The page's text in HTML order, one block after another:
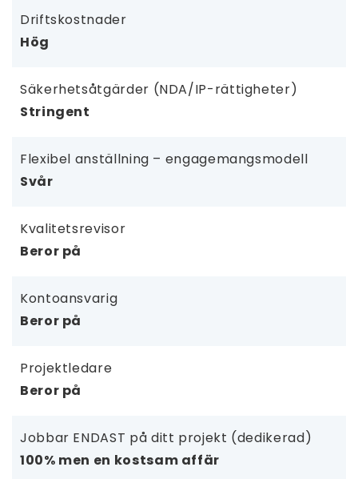
Driftskostnader
Hög
Säkerhetsåtgärder (NDA/IP-rättigheter)
Stringent
Flexibel anställning – engagemangsmodell
Svår
Kvalitetsrevisor
Beror på
Kontoansvarig
Beror på
Projektledare
Beror på
Jobbar ENDAST på ditt projekt (dedikerad)
100% men en kostsam affär